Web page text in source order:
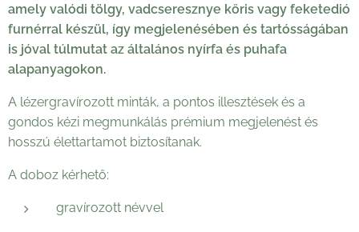
amely valódi tölgy, vadcseresznye kőris vagy feketedió
furnérral készül, így megjelenésében és tartósságában
is jóval túlmutat az általános nyírfa és puhafa
alapanyagokon.
A lézergravírozott minták, a pontos illesztések és a
gondos kézi megmunkálás prémium megjelenést és
hosszú élettartamot biztosítanak.
A doboz kérhető:
gravírozott névvel